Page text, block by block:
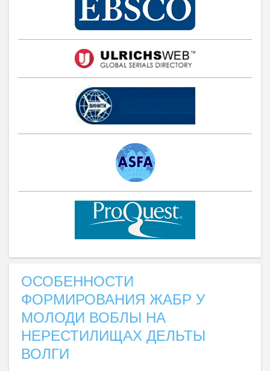
ОСОБЕННОСТИ
ФОРМИРОВАНИЯ ЖАБР У
МОЛОДИ ВОБЛЫ НА
НЕРЕСТИЛИЩАХ ДЕЛЬТЫ
ВОЛГИ